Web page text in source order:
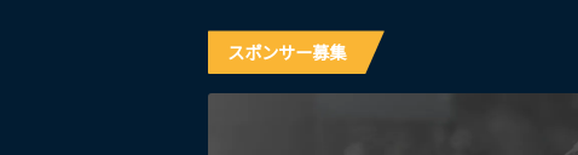
スポンサー募集